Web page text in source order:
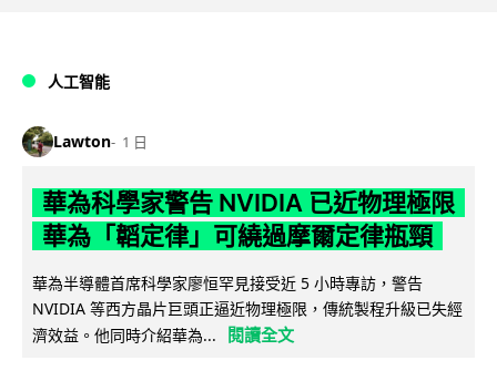
人工智能
Lawton 1 日
華為科學家警告 NVIDIA 已近物理極限
華為「韜定律」可繞過摩爾定律瓶頸
華為半導體首席科學家廖恒罕見接受近 5 小時專訪，警告
NVIDIA 等西方晶片巨頭正逼近物理極限，傳統製程升級已失經
濟效益。他同時介紹華為...
閱讀全文